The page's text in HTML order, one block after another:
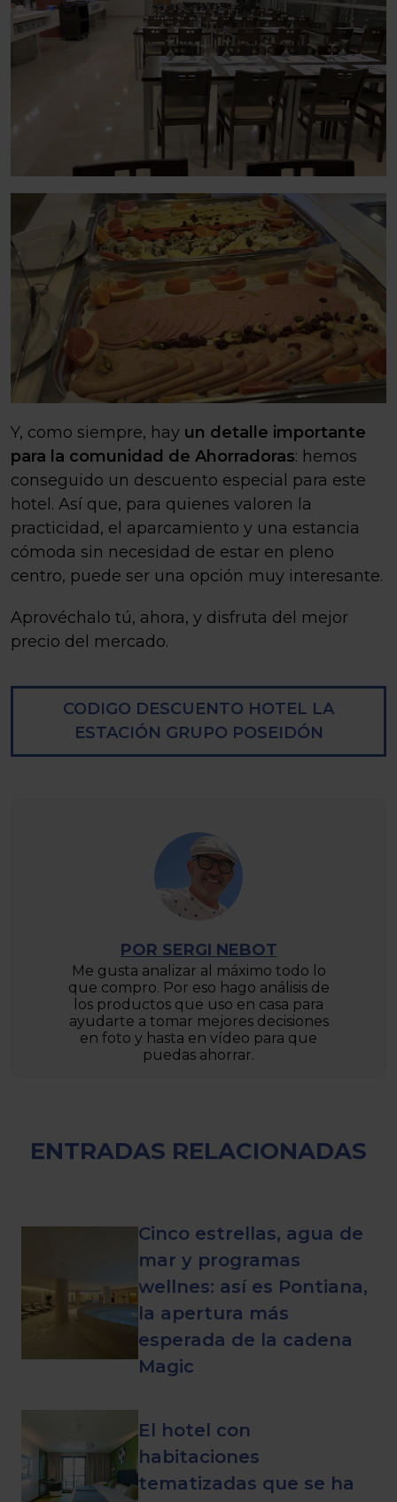
Y, como siempre, hay un detalle importante
para la comunidad de Ahorradoras: hemos
conseguido un descuento especial para este
hotel. Así que, para quienes valoren la
practicidad, el aparcamiento y una estancia
cómoda sin necesidad de estar en pleno
centro, puede ser una opción muy interesante.
Aprovéchalo tú, ahora, y disfruta del mejor
precio del mercado.
CODIGO DESCUENTO HOTEL LA
ESTACIÓN GRUPO POSEIDÓN
POR SERGI NEBOT
Me gusta analizar al máximo todo lo
que compro. Por eso hago análisis de
los productos que uso en casa para
ayudarte a tomar mejores decisiones
en foto y hasta en vídeo para que
puedas ahorrar.
ENTRADAS RELACIONADAS
Cinco estrellas, agua de
mar y programas
wellnes: así es Pontiana,
la apertura más
esperada de la cadena
Magic
El hotel con
habitaciones
tematizadas que se ha